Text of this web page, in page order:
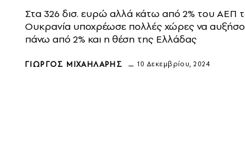
Στα 326 δισ. ευρώ αλλά κάτω από 2% του
Ουκρανία υποχρέωσε πολλές χώρες να
πάνω από 2% και η θέση της Ελλάδας
ΓΙΏΡΓΟΣ ΜΙΧΑΗΛΆΡΗΣ 10 Δεκεμβρίου, 2024